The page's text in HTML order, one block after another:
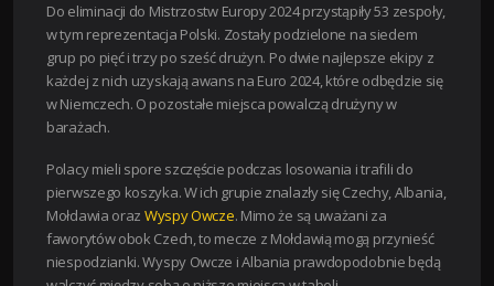
Do eliminacji do Mistrzostw Europy 2024 przystąpiły 53 zespoły,
w tym reprezentacja Polski. Zostały podzielone na siedem
grup po pięć i trzy po sześć drużyn. Po dwie najlepsze ekipy z
każdej z nich uzyskają awans na Euro 2024, które odbędzie się
w Niemczech. O pozostałe miejsca powalczą drużyny w
barażach.
Polacy mieli spore szczęście podczas losowania i trafili do
pierwszego koszyka. W ich grupie znalazły się Czechy, Albania,
Mołdawia oraz Wyspy Owcze. Mimo że są uważani za
faworytów obok Czech, to mecze z Mołdawią mogą przynieść
niespodzianki. Wyspy Owcze i Albania prawdopodobnie będą